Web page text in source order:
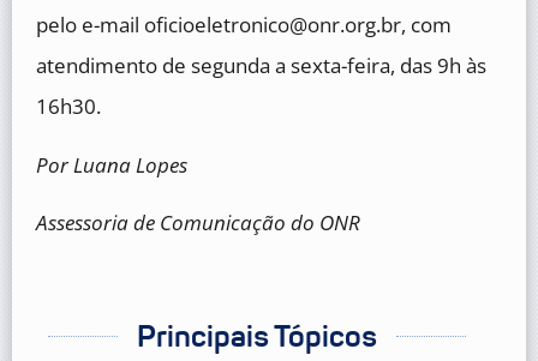
pelo e-mail oficioeletronico@onr.org.br, com
atendimento de segunda a sexta-feira, das 9h às
16h30.
Por Luana Lopes
Assessoria de Comunicação do ONR
Principais Tópicos